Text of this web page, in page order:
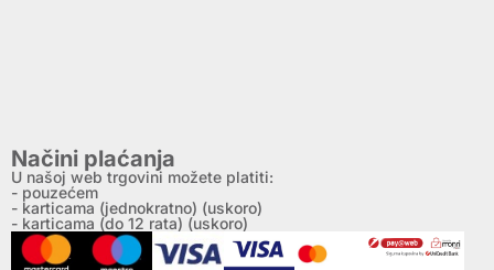
Načini plaćanja
U našoj web trgovini možete platiti:
- pouzećem
- karticama (jednokratno) (uskoro)
- karticama (do 12 rata) (uskoro)